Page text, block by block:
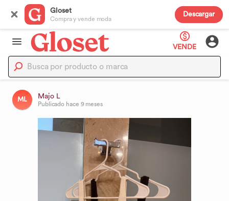
Gloset
Compra y vende moda
Descargar
VENDE
ML Majo L
Publicado hace 9 meses